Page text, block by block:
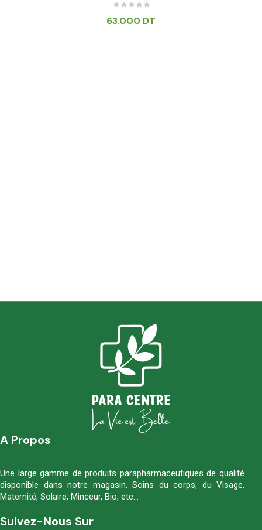
63.000 DT
A Propos
Une large gamme de produits parapharmaceutiques de qualité
disponible dans notre magasin. Soins du corps, du Visage,
Maternité, Solaire, Minceur, Bio, etc…
Suivez-Nous Sur